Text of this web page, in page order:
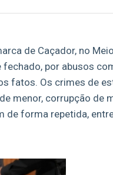
de Caçador, no
fechado, por abusos
fatos. Os crimes de
menor, corrupção de
de forma repetida,